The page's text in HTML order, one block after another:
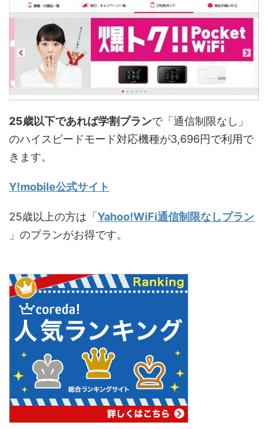
25歳以下であれば学割プランで「通信制限なし」
のハイスピードモード対応機種が3,696円で利用で
きます。
Y!mobile公式サイト
25歳以上の方は「 Yahoo!WiFi通信制限なしプラン
」のプランがお得です。